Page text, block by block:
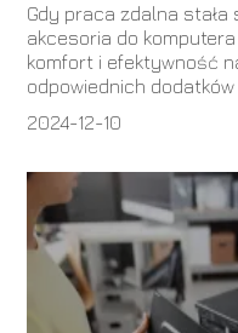
Gdy praca zdalna stała
akcesoria do
komfort i efektywność
odpowiednich dodatków
2024-12-10